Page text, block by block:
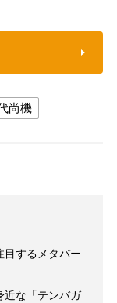
尚機
目するメタバー
な「テンバガ